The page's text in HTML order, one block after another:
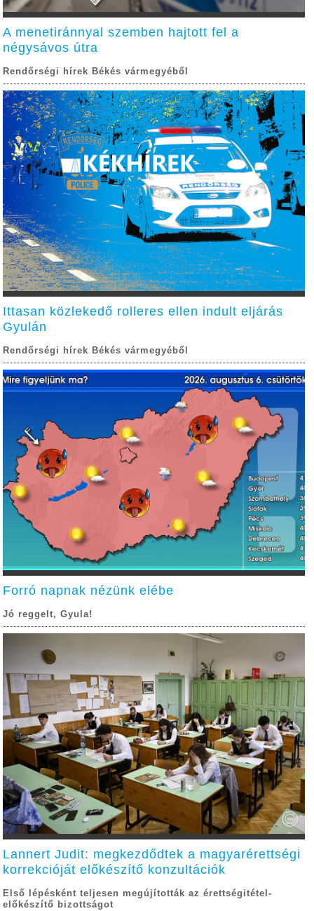
A menetiránnyal szemben hajtott fel a
négysávos útra
Rendőrségi hírek Békés vármegyéből
Ittasan közlekedő rolleres ellen indult eljárás
Gyulán
Rendőrségi hírek Békés vármegyéből
Forró napnak nézünk elébe
Jó reggelt, Gyula!
Lannert Judit: megkezdődtek a magyarérettségi
korrekcióját előkészítő konzultációk
Első lépésként teljesen megújították az érettségitétel-
előkészítő bizottságot